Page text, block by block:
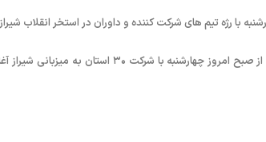
با رژه تیم های شرکت کننده و داوران در استخر انقلاب